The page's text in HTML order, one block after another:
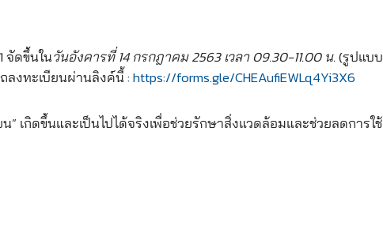
จัดขึ้นในวันอังคารที่ 14 กรกฎาคม 2563 เวลา 09.30-11.00 น.(รูปแบบ
ลงทะเบียนผ่านลิงค์นี้ :https://forms.gle/CHEAufiEWLq4Yi3X6
” เกิดขึ้นและเป็นไปได้จริงเพื่อช่วยรักษาสิ่งแวดล้อมและช่วยลดการใช้